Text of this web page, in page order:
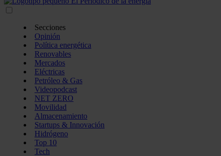
Secciones
Opinión
Política energética
Renovables
Mercados
Eléctricas
Petróleo & Gas
Videopodcast
NET ZERO
Movilidad
Almacenamiento
Startups & Innovación
Hidrógeno
Top 10
Tech